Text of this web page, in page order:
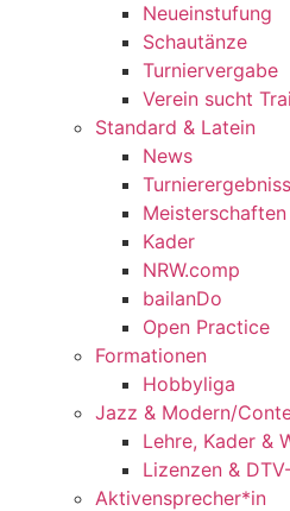
Neueinstufung
Schautänze
Turniervergabe
Verein sucht
Standard & Latein
News
Meisterschaften
Kader
NRW.comp
bailanDo
Open Practice
Formationen
Hobbyliga
Jazz & Modern/
Lehre, Kader &
Lizenzen &
Aktivensprecher*in